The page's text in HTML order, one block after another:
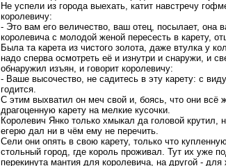
Не успели из города выехать, катит навстречу
королевичу:
- Это вам его величество, ваш отец, посылает, она
королевича с молодой женой пересесть в карету,
Была та карета из чистого золота, даже втулка у
надо сперва осмотреть её и изнутри и снаружи, и
обнаружил изъян, и говорит королевичу:
- Ваше высочество, не садитесь в эту карету: с
годится.
С этим выхватил он меч свой и, боясь, что они всё
драгоценную карету на мелкие кусочки.
Королевич Янко только хмыкал да головой крутил,
егерю дал ни в чём ему не перечить.
Сели они опять в свою карету, только что
стольный город, где король проживал. Тут их уже
перекинута мантия для королевича, на другой -